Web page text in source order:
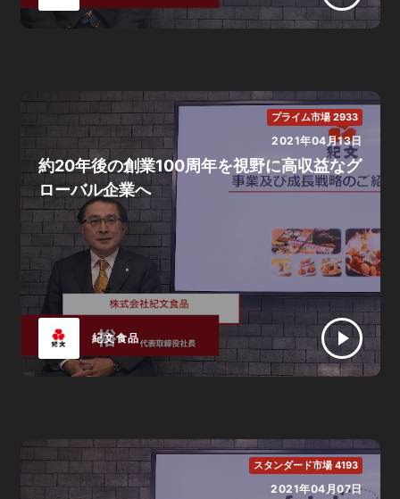
プライム市場 2933
2021年04月13日
紀文食品
約20年後の創業100周年を視野に高収益なグ
ローバル企業へ
スタンダード市場 4193
2021年04月07日